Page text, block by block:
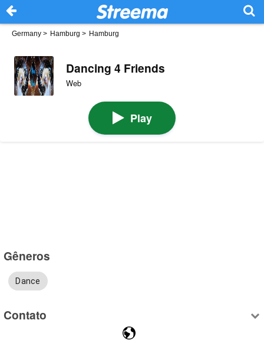
Germany > Hamburg > Hamburg
Dancing 4 Friends
Web
Play
Gêneros
Dance
Contato